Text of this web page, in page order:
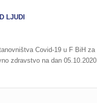
LJUDI
Covid-19 u F BiH
zdravstvo na dan